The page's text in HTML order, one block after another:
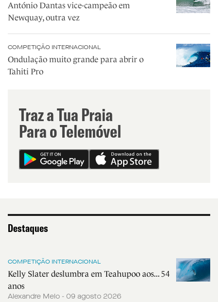
António Dantas vice-campeão em
Newquay, outra vez
COMPETIÇÃO INTERNACIONAL
Ondulação muito grande para abrir o
Tahiti Pro
Traz a Tua Praia
Para o Telemóvel
Destaques
COMPETIÇÃO INTERNACIONAL
Kelly Slater deslumbra em Teahupoo aos... 54
anos
Alexandre Melo - 09 agosto 2026